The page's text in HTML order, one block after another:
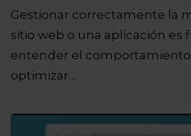
Gestionar correctamente la
sitio web o una aplicación es
entender el comportamiento
optimizar…